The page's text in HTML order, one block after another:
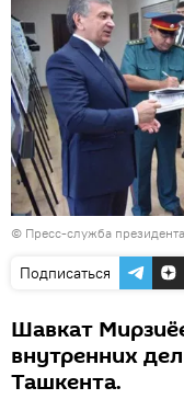
© Пресс-служба
Подписаться
Шавкат
внутренних
Ташкента.